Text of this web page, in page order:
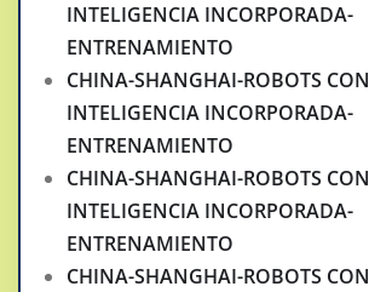
INTELIGENCIA INCORPORADA-
ENTRENAMIENTO
CHINA-SHANGHAI-ROBOTS CON
INTELIGENCIA INCORPORADA-
ENTRENAMIENTO
CHINA-SHANGHAI-ROBOTS CON
INTELIGENCIA INCORPORADA-
ENTRENAMIENTO
CHINA-SHANGHAI-ROBOTS CON